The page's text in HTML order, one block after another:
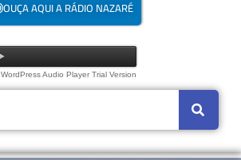
OUÇA AQUI A RÁDIO NAZARÉ
WordPress Audio Player Trial Version